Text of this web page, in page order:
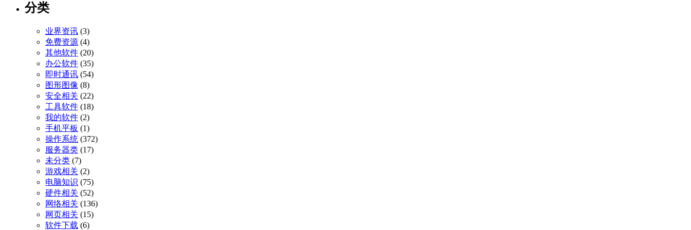
分类
业界资讯 (3)
免费资源 (4)
其他软件 (20)
办公软件 (35)
即时通讯 (54)
图形图像 (8)
安全相关 (22)
工具软件 (18)
我的软件 (2)
手机平板 (1)
操作系统 (372)
服务器类 (17)
未分类 (7)
游戏相关 (2)
电脑知识 (75)
硬件相关 (52)
网络相关 (136)
网页相关 (15)
软件下载 (6)